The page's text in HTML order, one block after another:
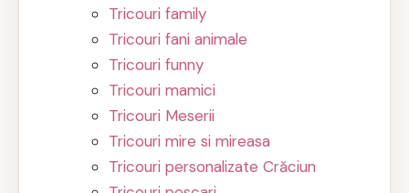
Tricouri family
Tricouri fani animale
Tricouri funny
Tricouri mamici
Tricouri Meserii
Tricouri mire si mireasa
Tricouri personalizate Crăciun